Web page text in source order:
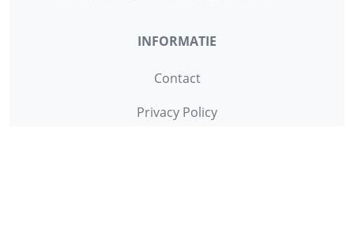
INFORMATIE
Contact
Privacy Policy